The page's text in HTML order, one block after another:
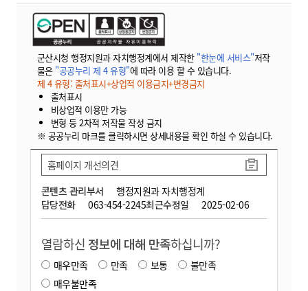
군산시청 행정지원과 자치행정계에서 제작한 "한눈에 서비스"저작
물은 "공공누리 제 4 유형"에 따라 이용 할 수 있습니다.
제 4 유형: 출처표시+상업적 이용금지+변경금지
출처표시
비상업적 이용만 가능
변형 등 2차적 저작물 작성 금지
※ 공공누리 마크를 클릭하시면 상세내용을 확인 하실 수 있습니다.
콘텐츠 관리부서
행정지원과 자치행정계
담당전화
063-454-2245최근수정일 2025-02-06
홈페이지 개선의견
열람하신 정보에 대해 만족하십니까?
매우만족 만족 보통
불만족
매우불만족